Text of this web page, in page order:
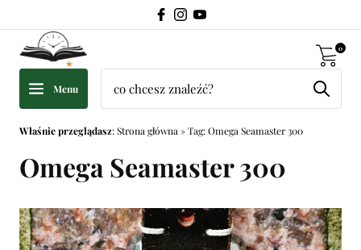
Menu
0
Właśnie przeglądasz:Strona główna »Tag: Omega Seamaster 300
Omega Seamaster 300